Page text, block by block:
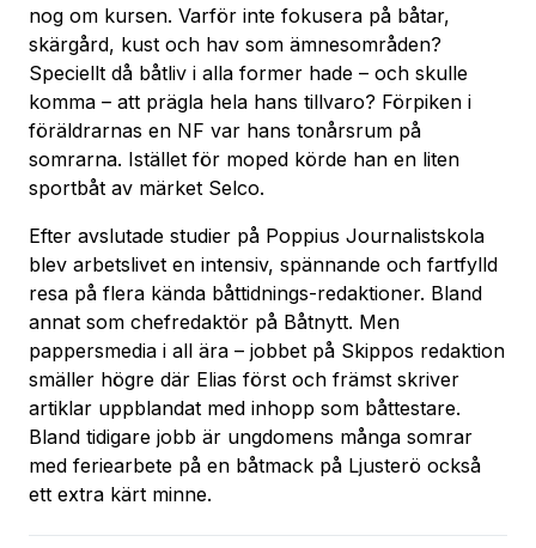
nog om kursen. Varför inte fokusera på båtar,
skärgård, kust och hav som ämnesområden?
Speciellt då båtliv i alla former hade – och skulle
komma – att prägla hela hans tillvaro? Förpiken i
föräldrarnas en NF var hans tonårsrum på
somrarna. Istället för moped körde han en liten
sportbåt av märket Selco.
Efter avslutade studier på Poppius Journalistskola
blev arbetslivet en intensiv, spännande och fartfylld
resa på flera kända båttidnings-redaktioner. Bland
annat som chefredaktör på Båtnytt. Men
pappersmedia i all ära – jobbet på Skippos redaktion
smäller högre där Elias först och främst skriver
artiklar uppblandat med inhopp som båttestare.
Bland tidigare jobb är ungdomens många somrar
med feriearbete på en båtmack på Ljusterö också
ett extra kärt minne.